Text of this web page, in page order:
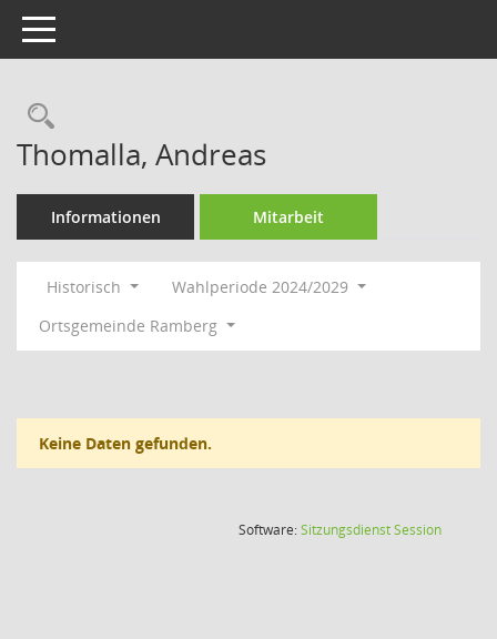
Toggle navigation
Rechercheauswahl
Thomalla, Andreas
Informationen Mitarbeit
Historisch
Wahlperiode 2024/2029
Ortsgemeinde Ramberg
Keine Daten gefunden.
Software:SitzungsdienstSession(Wird in